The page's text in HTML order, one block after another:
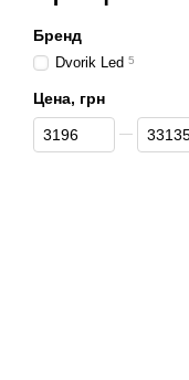
Бренд
Dvorik Led 5
Цена, грн
От Цена, грн
До Цена, грн